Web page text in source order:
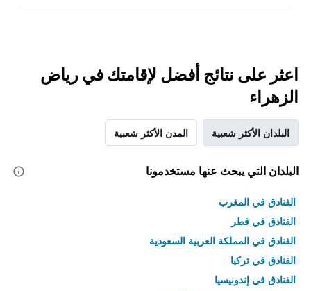
اعثر على نتائج أفضل لإقامتك في رياض
الزهراء
البلدان الأكثر شعبية المدن الأكثر شعبية
البلدان التي يبحث عنها مستخدمونا
الفنادق في المغرب
الفنادق في قطر
الفنادق في المملكة العربية السعودية
الفنادق في تركيا
الفنادق في إندونيسيا